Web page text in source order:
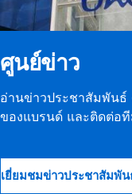
ศูนย์ข่าว
อ่านข่าวประชาสัมพัน
ของแบรนด์ และติดต่อ
เยี่ยมชมข่าวประชาสัมพั